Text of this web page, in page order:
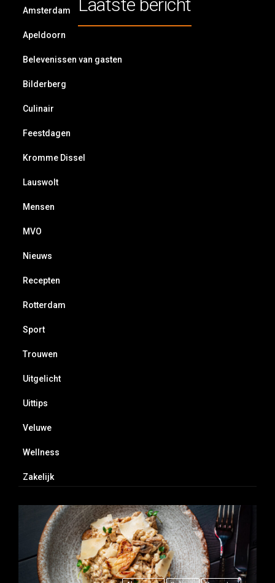
Amsterdam
Apeldoorn
Belevenissen van gasten
Bilderberg
Culinair
Feestdagen
Kromme Dissel
Lauswolt
Mensen
MVO
Nieuws
Recepten
Rotterdam
Sport
Trouwen
Uitgelicht
Uittips
Veluwe
Wellness
Zakelijk
Laatste bericht